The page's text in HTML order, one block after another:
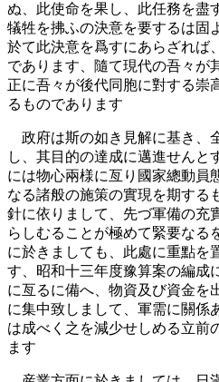
ぬ、此使命を果し、此任務を盡
犠牲を拂ふの決意を要するは固
於て此決意を爲すにあらざれば
であります、隨て現代の吾々が
正に吾々が後代同胞に對する崇
るものであります
政府は斯の如き見解に基き、
し、其目的の達成に邁進せんと
には物心兩様に亙り國家總動員
なる諸般の施策の實現を期する
針に依りまして、先づ軍備の充
らしむることが極めて緊要なる
に於きましても、此處に重點を
す、昭和十三年度豫算案の編成
に亙るに備へ、物資及び資金を
に集中致しまして、軍需に關係
は成べく之を減少せしめる立前
ます